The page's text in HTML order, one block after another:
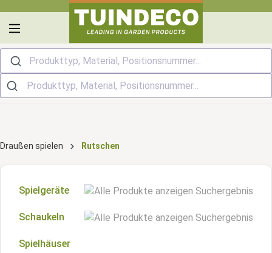
springen
Produkttyp, Material, Positionsnummer...
Draußen spielen Rutschen
Spielgeräte
Anbaumodule
Spielzubehör
Schaukeln
Zubehör für Schaukeln
Spielhäuser